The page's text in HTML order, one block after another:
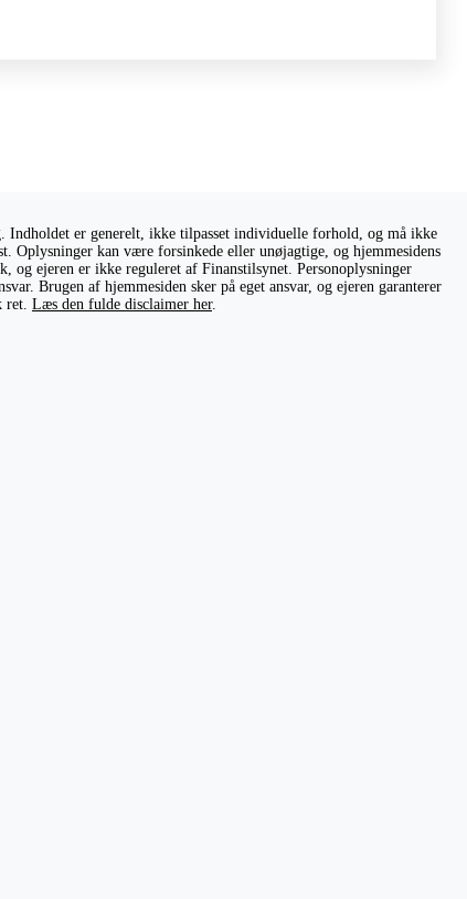
er generelt, ikke tilpasset individuelle forhold, og må ikke
Oplysninger kan være forsinkede eller unøjagtige, og hjemmesidens
og ejeren er ikke reguleret af Finanstilsynet. Personoplysninger
Brugen af hjemmesiden sker på eget ansvar, og ejeren garanterer
ret. Læs den fulde disclaimer her.